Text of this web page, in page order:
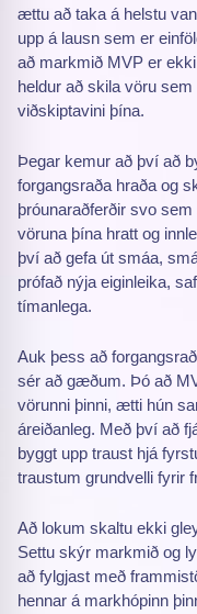
ættu að taka á helstu
upp á lausn sem er
að markmið MVP er
heldur að skila vöru
viðskiptavini þína.
Þegar kemur að því að
forgangsraða hraða og
þróunaraðferðir svo sem
vöruna þína hratt og
því að gefa út smáa,
prófað nýja eiginleika,
tímanlega.
Auk þess að
sér að gæðum. Þó að
vörunni þinni, ætti hún
áreiðanleg. Með því að
byggt upp traust hjá
traustum grundvelli fyrir
Að lokum skaltu ekki
Settu skýr markmið og
að fylgjast með
hennar á markhópinn